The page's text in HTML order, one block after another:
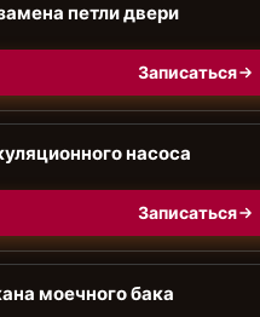
петли двери
Записаться
насоса
Записаться
моечного бака